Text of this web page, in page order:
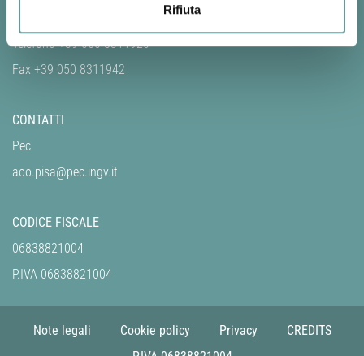
Rifiuta
Telefono +39 050 8311920
Fax +39 050 8311942
CONTATTI
Pec
aoo.pisa@pec.ingv.it
CODICE FISCALE
06838821004
P.IVA 06838821004
Note legali Cookie policy Privacy
CREDITS